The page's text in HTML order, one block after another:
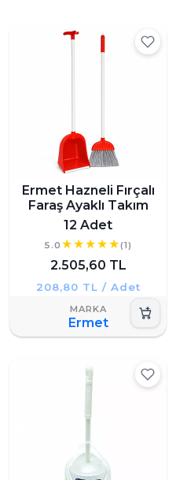
Ermet Hazneli Fırçalı
Faraş Ayaklı Takım
12 Adet
5.0 (1)
2.505,60 TL
208,80 TL / Adet
Ermet